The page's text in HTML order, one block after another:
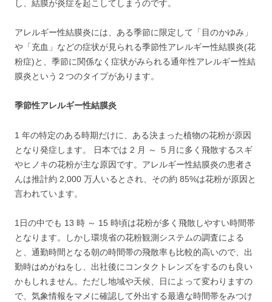
し、結膜が炎症を起こしてしまうのです。
アレルギー性結膜炎には、ある季節に限定して「目のかゆみ」
や「充血」などの症状が見られる季節性アレルギー性結膜炎(花
粉症)と、季節に関係なく症状がみられる通年性アレルギー性結
膜炎という２つのタイプがあります。
季節性アレルギー性結膜炎
1 年の特定のある時期だけに、ある決まった植物の花粉が原因
となり発症します。 日本では 2 月 ～ ５月に多く飛散するスギ
やヒノキの花粉が主な原因です。アレルギー性結膜炎の患者さ
んは推計約 2,000 万人いるとされ、その約 85%は花粉が原因と
言われています。
1日の中でも 13 時 ～ 15 時頃は花粉が多く飛散しやすい時間帯
となります。しかし環境省の花粉観測システムの調査による
と、通勤時間となる朝の時間帯の飛散率も比較的高いので、出
勤時はめがねをし、出社後にコンタクトレンズをするのも良い
かもしれません。ただし地域や天候、日によって変わりますの
で、気象情報をマメに確認して外出する最適な時間帯をみつけ